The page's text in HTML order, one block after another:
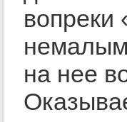
немалым
на нее